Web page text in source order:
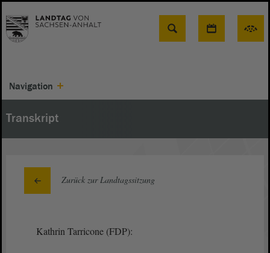
Suche
Navigation
Transkript
Zurück zur Landtagssitzung
Kathrin Tarricone (FDP):